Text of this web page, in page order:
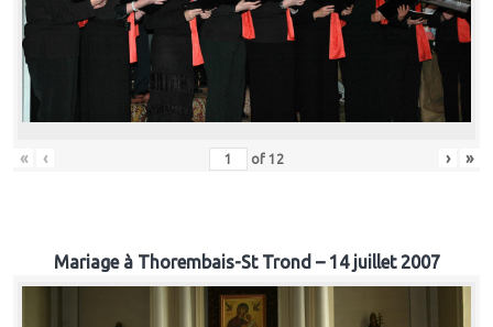
« ‹ of 12 › »
Mariage à Thorembais-St Trond – 14 juillet 2007